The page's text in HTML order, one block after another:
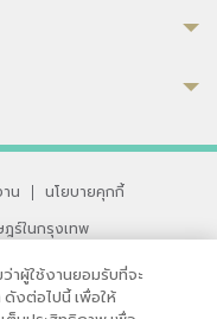
าน |
นโยบายคุกกี้
ร์ในกรุงเทพ
ประเทศไทย
ช้เว็บไซต์ของเรา
าผู้ใช้งานยอมรับที่จะ
งต่อไปนี้ เพื่อให้